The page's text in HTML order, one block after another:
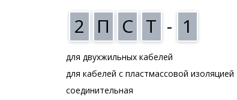
2 П С Т - 1
для двухжильных кабелей
для кабелей с пластмассовой изоляцией
соединительная